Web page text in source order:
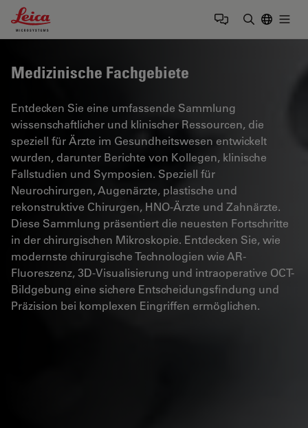
Leica Microsystems Logo
Medizinische Fachgebiete
Entdecken Sie eine umfassende Sammlung
wissenschaftlicher und klinischer Ressourcen, die
speziell für Ärzte im Gesundheitswesen entwickelt
wurden, darunter Berichte von Kollegen, klinische
Fallstudien und Symposien. Speziell für
Neurochirurgen, Augenärzte, plastische und
rekonstruktive Chirurgen, HNO-Ärzte und Zahnärzte.
Diese Sammlung präsentiert die neuesten Fortschritte
in der chirurgischen Mikroskopie. Entdecken Sie, wie
modernste chirurgische Technologien wie AR-
Fluoreszenz, 3D-Visualisierung und intraoperative OCT-
Bildgebung eine sichere Entscheidungsfindung und
Präzision bei komplexen Eingriffen ermöglichen.